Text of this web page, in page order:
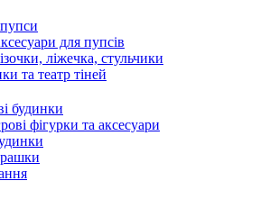
для пупсів
ліжечка, стульчики
та театр тіней
будинки
фігурки та аксесуари